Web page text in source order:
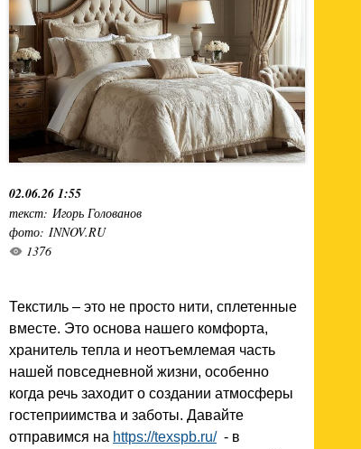
02.06.26 1:55
текст: Игорь Голованов
фото: INNOV.RU
1376
Текстиль – это не просто нити, сплетенные
вместе. Это основа нашего комфорта,
хранитель тепла и неотъемлемая часть
нашей повседневной жизни, особенно
когда речь заходит о создании атмосферы
гостеприимства и заботы. Давайте
отправимся на https://texspb.ru/- в